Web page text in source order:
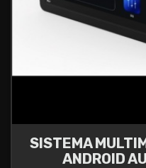
SISTEMA
ANDROID